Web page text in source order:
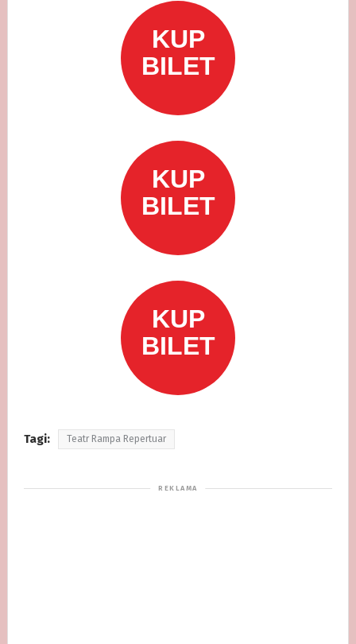
Tagi: Teatr Rampa Repertuar